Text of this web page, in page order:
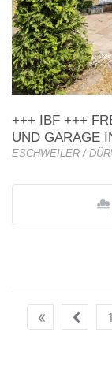
+++ IBF +++
UND GARAGE
ESCHWEILER /
1